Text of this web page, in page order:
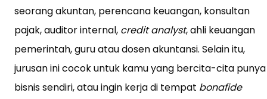
seorang akuntan, perencana keuangan, konsultan
pajak, auditor internal, credit analyst, ahli keuangan
pemerintah, guru atau dosen akuntansi. Selain itu,
jurusan ini cocok untuk kamu yang bercita-cita punya
bisnis sendiri, atau ingin kerja di tempat bonafide